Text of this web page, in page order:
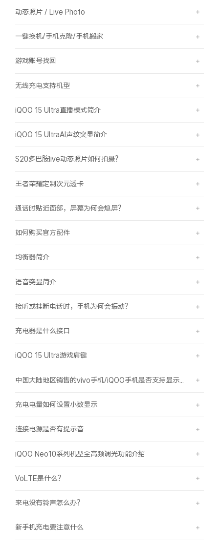
动态照片 / Live Photo
一键换机/手机克隆/手机搬家
游戏账号找回
无线充电支持机型
iQOO 15 Ultra直播模式简介
iQOO 15 UltraAI声纹突显简介
S20多巴胺live动态照片如何拍摄？
王者荣耀定制次元透卡
通话时贴近面部，屏幕为何会熄屏？
如何购买官方配件
均衡器简介
语音突显简介
接听或挂断电话时，手机为何会振动？
充电器是什么接口
iQOO 15 Ultra游戏肩键
充电电量如何设置小数显示
连接电源是否有提示音
iQOO Neo10系列机型全高频调光功能介绍
VoLTE是什么？
来电没有铃声怎么办？
新手机充电要注意什么